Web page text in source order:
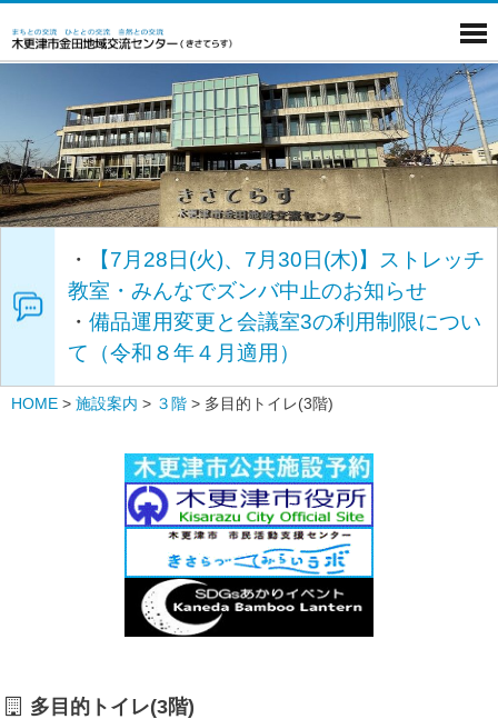
・
【7月28日(火)、7月30日(木)】ストレッチ
教室・みんなでズンバ中止のお知らせ
・ 備品運用変更と会議室3の利用制限につい
て（令和８年４月適用）
HOME > 施設案内 > ３階 > 多目的トイレ(3階)
多目的トイレ(3階)